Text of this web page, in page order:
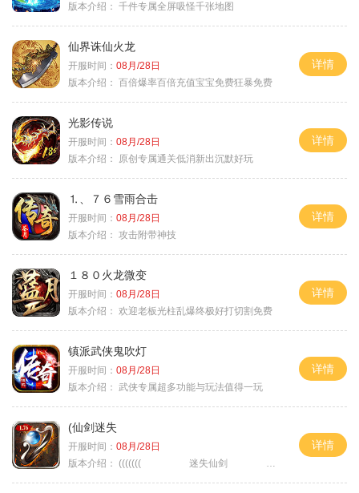
版本介绍： 千件专属全屏吸怪千张地图
仙界诛仙火龙
开服时间： 08月/28日
版本介绍： 百倍爆率百倍充值宝宝免费狂暴免费
详情
光影传说
开服时间： 08月/28日
版本介绍：
原创专属通关低消新出沉默好玩
详情
⒈、７６雪雨合击
开服时间： 08月/28日
版本介绍： 攻击附带神技
详情
１８０火龙微变
开服时间： 08月/28日
版本介绍： 欢迎老板光柱乱爆终极好打切割免费
详情
镇派武侠鬼吹灯
开服时间： 08月/28日
版本介绍： 武侠专属超多功能与玩法值得一玩
详情
(仙剑迷失
开服时间： 08月/28日
版本介绍： ((((((( 迷失仙剑 )))))
详情